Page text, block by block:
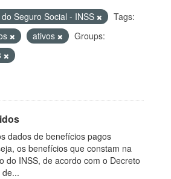
Seguro Social - INSS
Tags:
ativos
Groups:
dados de benefícios pagos
os benefícios que constam na
do INSS, de acordo com o Decreto
de...